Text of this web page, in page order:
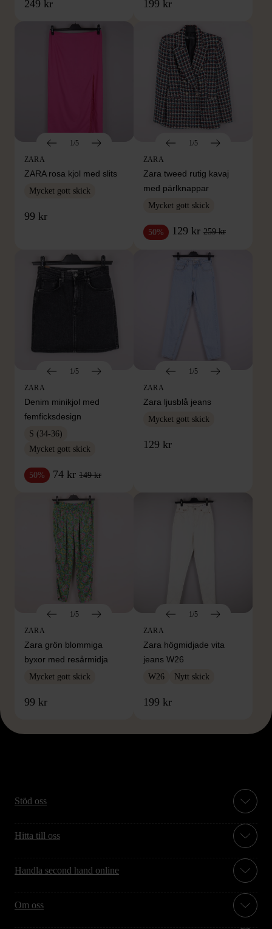
249 kr 199 kr
1/5
ZARA
ZARA rosa kjol med slits
Mycket gott skick
99 kr
1/5
ZARA
Zara tweed rutig kavaj
med pärlknappar
Mycket gott skick
50% 129 kr 259 kr
1/5
ZARA
Denim minikjol med
femficksdesign
S (34-36)
Mycket gott skick
50% 74 kr 149 kr
1/5
ZARA
Zara ljusblå jeans
Mycket gott skick
129 kr
1/5
ZARA
Zara grön blommiga
byxor med resårmidja
Mycket gott skick
99 kr
1/5
ZARA
Zara högmidjade vita
jeans W26
W26 Nytt skick
199 kr
Stöd oss
Hitta till oss
Handla second hand online
Om oss